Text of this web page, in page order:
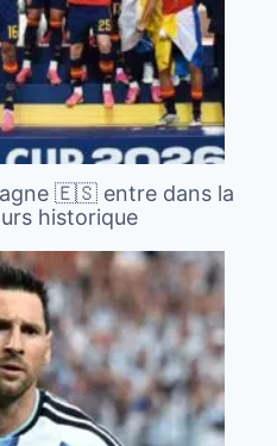
🇪🇸 entre dans la
historique